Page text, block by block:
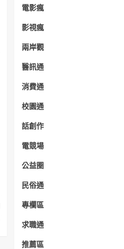
電影瘋
影視瘋
兩岸觀
醫訊通
消費通
校園通
話創作
電競場
公益圈
民俗通
專欄區
求職通
推薦區